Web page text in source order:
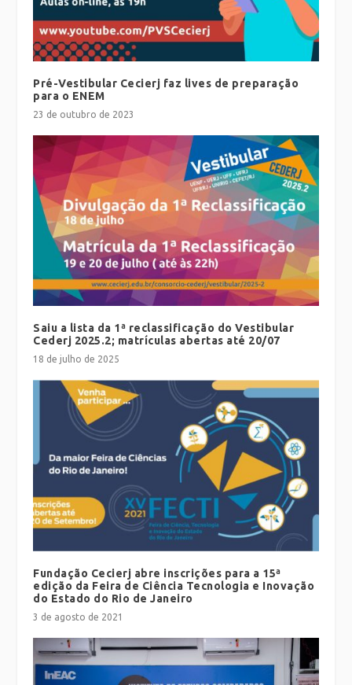
Pré-Vestibular Cecierj faz lives de preparação
para o ENEM
23 de outubro de 2023
Saiu a lista da 1ª reclassificação do Vestibular
Cederj 2025.2; matrículas abertas até 20/07
18 de julho de 2025
Fundação Cecierj abre inscrições para a 15ª
edição da Feira de Ciência Tecnologia e Inovação
do Estado do Rio de Janeiro
3 de agosto de 2021